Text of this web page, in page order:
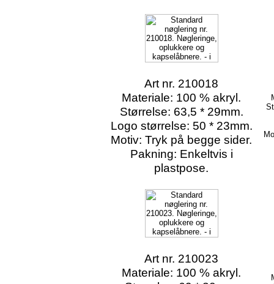
Art nr. 210018
Materiale: 100 % akryl.
Størrelse: 63,5 * 29mm.
Logo størrelse: 50 * 23mm.
Motiv: Tryk på begge sider.
Pakning: Enkeltvis i
plastpose.
Art nr. 210023
Materiale: 100 % akryl.